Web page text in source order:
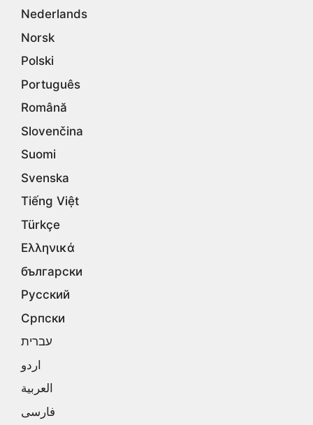
Nederlands
Norsk
Polski
Português
Română
Slovenčina
Suomi
Svenska
Tiếng Việt
Türkçe
Ελληνικά
български
Русский
Српски
עברית
اردو
العربية
فارسی